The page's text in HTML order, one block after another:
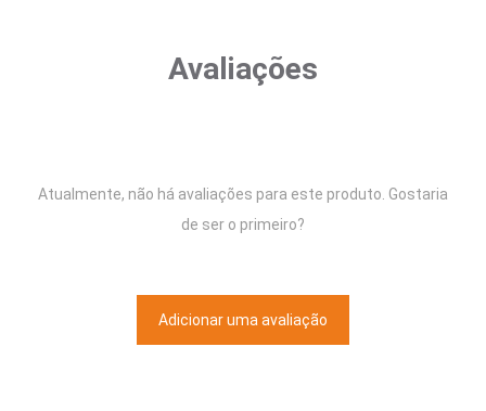
Avaliações
Atualmente, não há avaliações para este produto. Gostaria
de ser o primeiro?
Adicionar uma avaliação